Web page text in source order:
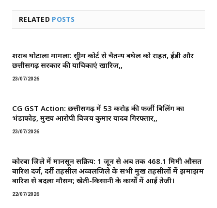
RELATED POSTS
शराब घोटाला मामला: सुप्रीम कोर्ट से चैतन्य बघेल को राहत, ईडी और
छत्तीसगढ़ सरकार की याचिकाएं खारिज,,
23/07/2026
CG GST Action: छत्तीसगढ़ में 53 करोड़ की फर्जी बिलिंग का
भंडाफोड़, मुख्य आरोपी विजय कुमार यादव गिरफ्तार,,
23/07/2026
कोरबा जिले में मानसून सक्रिय: 1 जून से अब तक 468.1 मिमी औसत
बारिश दर्ज, दर्री तहसील अव्वलजिले के सभी प्रमुख तहसीलों में झमाझम
बारिश से बदला मौसम; खेती-किसानी के कार्यों में आई तेजी।
22/07/2026